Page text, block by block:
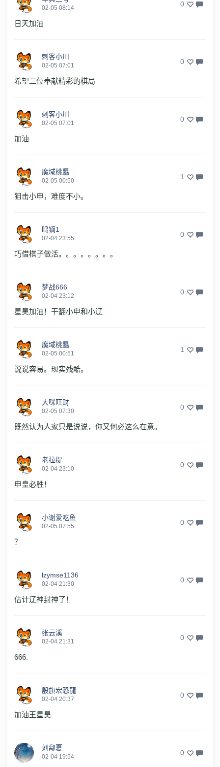
02-05 08:14 0
日天加油
刺客小川
02-05 07:01 0
希望二位奉献精彩的棋局
刺客小川
02-05 07:01 0
加油
魔域桃厵
02-05 00:50 1
狙击小申，难度不小。
鸣镝1
02-04 23:55 0
巧借棋子做活。。。。。。。。
梦战666
02-04 23:12 0
星昊加油！干翻小申和小辽
魔域桃厵
02-05 00:51 1
说说容易。现实残酷。
大咪旺财
02-05 07:30 0
既然认为人家只是说说，你又何必这么在意。
老拉提
02-04 23:10 0
申皇必胜！
小谢爱吃鱼
02-05 07:55 0
？
lzymse1136
02-04 21:30 0
估计辽神封神了！
张云溪
02-04 21:31 0
666.
殷旗宏恐龍
02-04 20:37 0
加油王星昊
刘鄅夏
02-04 19:54 0